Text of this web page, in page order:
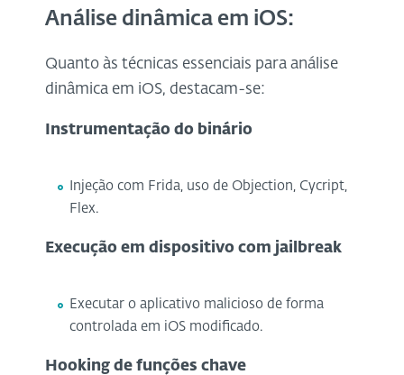
Análise dinâmica em iOS:
Quanto às técnicas essenciais para análise
dinâmica em iOS, destacam-se:
Instrumentação do binário
Injeção com Frida, uso de Objection, Cycript,
Flex.
Execução em dispositivo com jailbreak
Executar o aplicativo malicioso de forma
controlada em iOS modificado.
Hooking de funções chave